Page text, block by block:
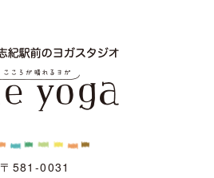
〒581-0031